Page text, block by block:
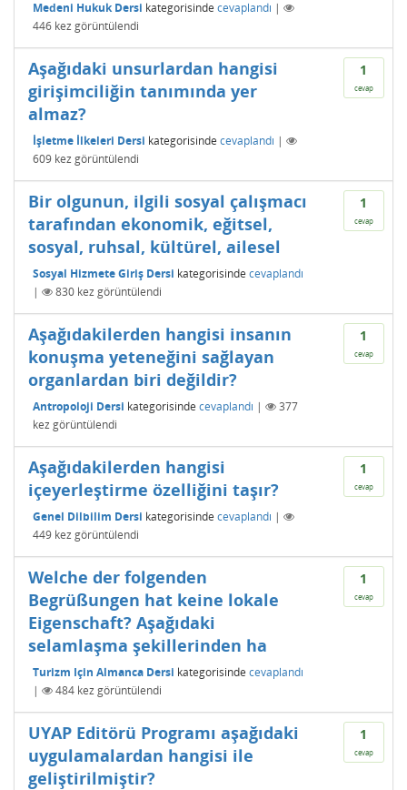
Medeni Hukuk Dersi kategorisinde cevaplandı |
446 kez görüntülendi
1
cevap
Aşağıdaki unsurlardan hangisi
girişimciliğin tanımında yer
almaz?
İşletme İlkeleri Dersi kategorisinde cevaplandı |
609 kez görüntülendi
1
cevap
Bir olgunun, ilgili sosyal çalışmacı
tarafından ekonomik, eğitsel,
sosyal, ruhsal, kültürel, ailesel
Sosyal Hizmete Giriş Dersi kategorisinde cevaplandı
|
830 kez görüntülendi
1
cevap
Aşağıdakilerden hangisi insanın
konuşma yeteneğini sağlayan
organlardan biri değildir?
Antropoloji Dersi kategorisinde cevaplandı |
377
kez görüntülendi
1
cevap
Aşağıdakilerden hangisi
içeyerleştirme özelliğini taşır?
Genel Dilbilim Dersi kategorisinde cevaplandı |
449 kez görüntülendi
1
cevap
Welche der folgenden
Begrüßungen hat keine lokale
Eigenschaft? Aşağıdaki
selamlaşma şekillerinden ha
Turizm Için Almanca Dersi kategorisinde cevaplandı
|
484 kez görüntülendi
1
cevap
UYAP Editörü Programı aşağıdaki
uygulamalardan hangisi ile
geliştirilmiştir?